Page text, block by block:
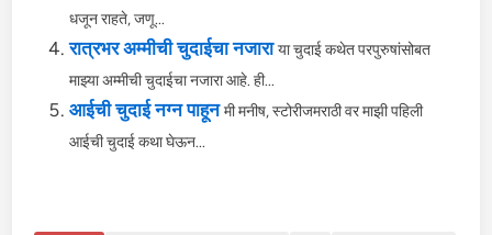
धजून राहते, जणू...
रात्रभर अम्मीची चुदाईचा नजारा या चुदाई कथेत परपुरुषांसोबत
माझ्या अम्मीची चुदाईचा नजारा आहे. ही...
आईची चुदाई नग्न पाहून मी मनीष, स्टोरीजमराठी वर माझी पहिली
आईची चुदाई कथा घेऊन...